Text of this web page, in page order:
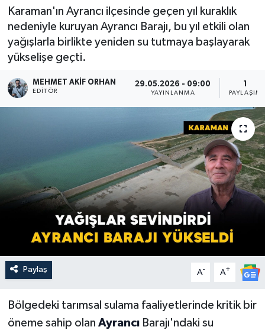
Karaman'ın Ayrancı ilçesinde geçen yıl kuraklık
nedeniyle kuruyan Ayrancı Barajı, bu yıl etkili olan
yağışlarla birlikte yeniden su tutmaya başlayarak
yükselişe geçti.
MEHMET AKIF ORHAN
EDITÖR
29.05.2026 - 09:00
YAYINLANMA
1
PAYLAŞIM
Paylaş A- A+
Bölgedeki tarımsal sulama faaliyetlerinde kritik bir
öneme sahip olan AyrancıBarajı'ndaki su